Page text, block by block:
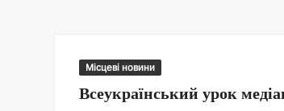
Місцеві новини
Всеукраїнський урок